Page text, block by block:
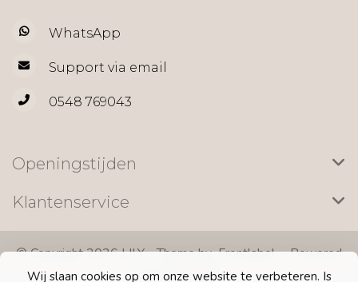
Wij slaan cookies op om onze website te verbeteren. Is
WhatsApp
Support via email
0548 769043
Openingstijden
Klantenservice
© Copyright 2026 LILY - Theme byFrontlabel- Powered
byLightspeed